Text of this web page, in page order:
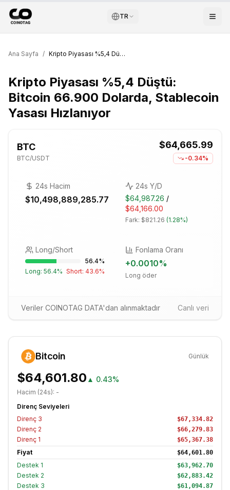
TR
Ana Sayfa / Kripto Piyasası %5,4 Düştü: Bitcoin 66.900 Dolarda, Stablecoin Yasası Hızlanıyor
Kripto Piyasası %5,4 Düştü:
Bitcoin 66.900 Dolarda, Stablecoin
Yasası Hızlanıyor
BTC
BTC/USDT
$64,665.99
-0.34%
24s Hacim
$10,498,889,285.77
24s Y/D
$64,987.26 /
$64,166.00
Fark: $821.26 (1.28%)
Long/Short
56.4%
Long: 56.4% Short: 43.6%
Fonlama Oranı
+0.0010%
Long öder
Veriler COINOTAG DATA'dan alınmaktadır Canlı veri
Bitcoin Günlük
$64,601.80 ▲ 0.43%
Hacim (24s): -
Direnç Seviyeleri
Direnç 3 $67,334.82
Direnç 2 $66,279.83
Direnç 1 $65,367.38
Fiyat $64,601.80
Destek 1 $63,962.70
Destek 2 $62,883.42
Destek 3 $61,094.87